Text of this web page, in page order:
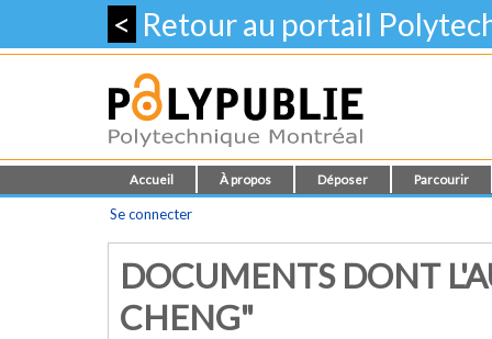
< Retour au portail
Accueil À propos Déposer Parcourir
Se connecter
DOCUMENTS DONT
CHENG"